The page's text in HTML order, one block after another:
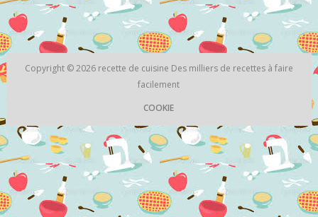
Copyright © 2026 recette de cuisine Des milliers de recettes à faire
facilement
COOKIE